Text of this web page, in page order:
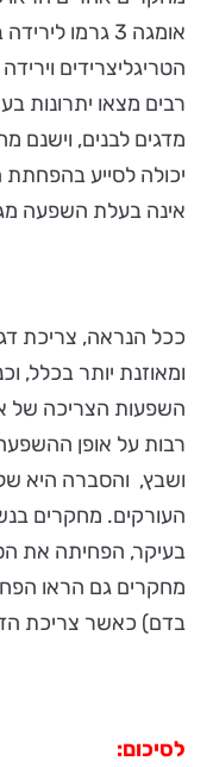
אומגה 3 גרמו
הטריגליצרידים
רבים מצאו יתרונות
מדגים לבנים, וישנם
יכולה לסייע בהפחתת
אינה בעלת השפעה
ככל הנראה, צריכת
ומאוזנת יותר בכלל,
העורקים. מחקרים
בעיקר, הפחיתה את
מחקרים גם הראו
בדם) כאשר צריכת
לסיכום: